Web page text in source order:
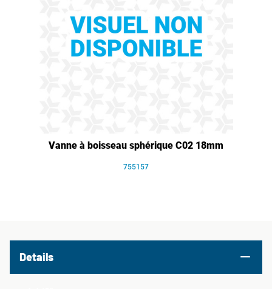
Vanne à boisseau sphérique C02 18mm
755157
Details